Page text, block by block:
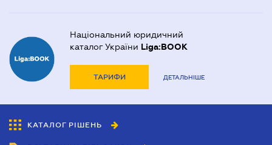
Національний юридичний
каталог України Liga:BOOK
ТАРИФИ ДЕТАЛЬНІШЕ
КАТАЛОГ РІШЕНЬ